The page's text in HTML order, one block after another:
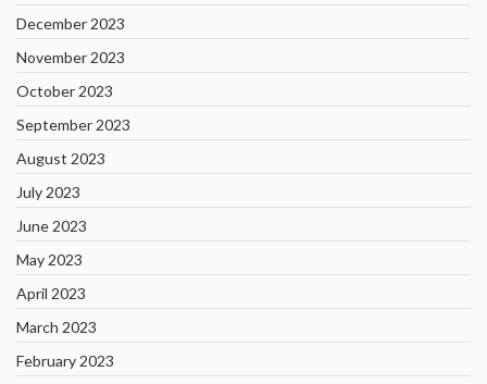
December 2023
November 2023
October 2023
September 2023
August 2023
July 2023
June 2023
May 2023
April 2023
March 2023
February 2023